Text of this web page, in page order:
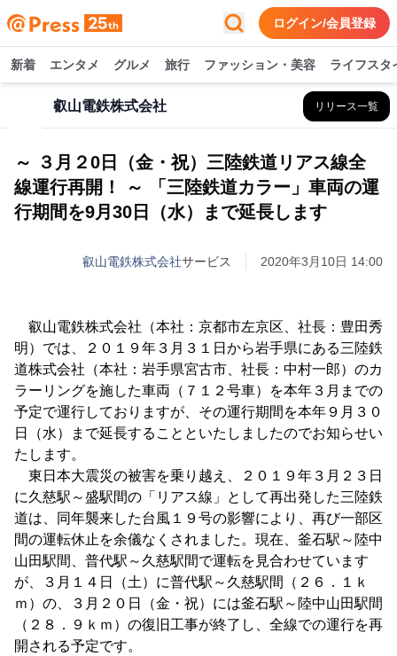
ログイン/会員登録
新着 エンタメ グルメ 旅行 ファッション・美容 ライフスタ
叡山電鉄株式会社 リリース一覧
～ ３月２0日（金・祝）三陸鉄道リアス線全
線運行再開！ ～ 「三陸鉄道カラー」車両の運
行期間を9月30日（水）まで延長します
叡山電鉄株式会社サービス 2020年3月10日 14:00
叡山電鉄株式会社（本社：京都市左京区、社長：豊田秀
明）では、２０１９年３月３１日から岩手県にある三陸鉄
道株式会社（本社：岩手県宮古市、社長：中村一郎）のカ
ラーリングを施した車両（７１２号車）を本年３月までの
予定で運行しておりますが、その運行期間を本年９月３０
日（水）まで延長することといたしましたのでお知らせい
たします。
東日本大震災の被害を乗り越え、２０１９年３月２３日
に久慈駅～盛駅間の「リアス線」として再出発した三陸鉄
道は、同年襲来した台風１９号の影響により、再び一部区
間の運転休止を余儀なくされました。現在、釜石駅～陸中
山田駅間、普代駅～久慈駅間で運転を見合わせています
が、３月１４日（土）に普代駅～久慈駅間（２６．１ｋ
ｍ）の、３月２０日（金・祝）には釜石駅～陸中山田駅間
（２８．９ｋｍ）の復旧工事が終了し、全線での運行を再
開される予定です。